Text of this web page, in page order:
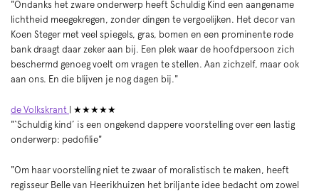
"Ondanks het zware onderwerp heeft Schuldig Kind een aangename
lichtheid meegekregen, zonder dingen te vergoelijken. Het decor van
Koen Steger met veel spiegels, gras, bomen en een prominente rode
bank draagt daar zeker aan bij. Een plek waar de hoofdpersoon zich
beschermd genoeg voelt om vragen te stellen. Aan zichzelf, maar ook
aan ons. En die blijven je nog dagen bij."
de Volkskrant
| ★★★★★
"‘Schuldig kind’ is een ongekend dappere voorstelling over een lastig
onderwerp: pedofilie"
"Om haar voorstelling niet te zwaar of moralistisch te maken, heeft
regisseur Belle van Heerikhuizen het briljante idee bedacht om zowel